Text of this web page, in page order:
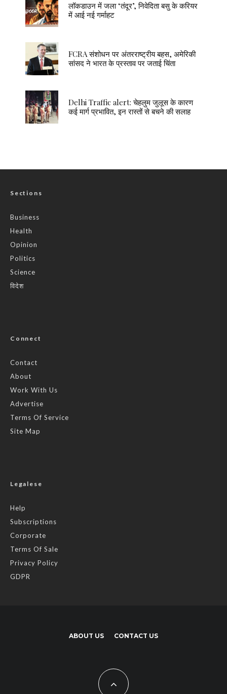
लॉकडाउन में जला ‘तंदूर’, निवेदिता बसु के करियर
में आई नई गर्माहट
FCRA संशोधन पर अंतरराष्ट्रीय बहस, अमेरिकी
सांसद ने भारत के प्रस्ताव पर जताई चिंता
Delhi Traffic alert: चेहलुम जुलूस के कारण
कई मार्ग प्रभावित, इन रास्तों से बचने की सलाह
Sections
Business
Health
Opinion
Politics
Science
विदेश
Connect
Contact
About
Work With Us
Advertise
Terms Of Service
Site Map
Legalese
Help
Subscriptions
Corporate
Terms Of Sale
Privacy Policy
GDPR
ABOUT US CONTACT US